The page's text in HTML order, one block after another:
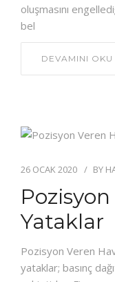
oluşmasını
bel
DEVAMINI OKU
26 OCAK 2020 BY
Yataklar
Pozisyon Veren
yataklar; basınç